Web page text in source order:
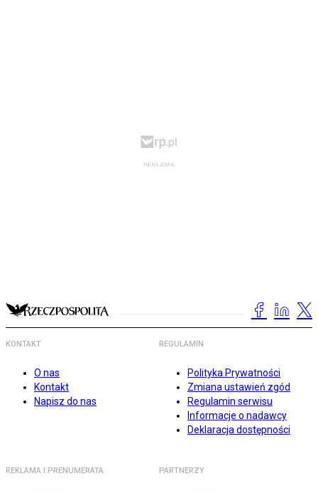
KONTAKT
O nas
Kontakt
Napisz do nas
REGULAMIN
Polityka Prywatności
Zmiana ustawień zgód
Regulamin serwisu
Informacje o nadawcy
Deklaracja dostępności
REKLAMA I PRENUMERATA PARTNERZY